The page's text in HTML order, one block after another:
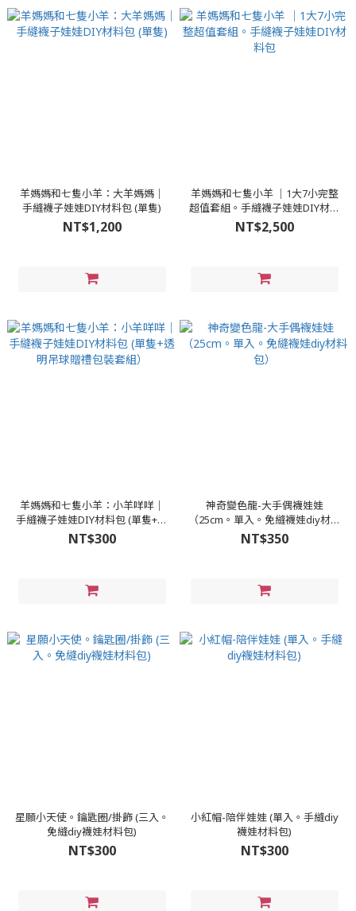
羊媽媽和七隻小羊：大羊媽媽│
手縫襪子娃娃DIY材料包 (單隻)
NT$1,200
羊媽媽和七隻小羊 │1大7小完整
超值套組。手縫襪子娃娃DIY材料
包
NT$2,500
羊媽媽和七隻小羊：小羊咩咩│
手縫襪子娃娃DIY材料包 (單隻+透
明吊球贈禮包裝套組）
NT$300
神奇變色龍-大手偶襪娃娃
（25cm。單入。免縫襪娃diy材料
包）
NT$350
星願小天使。鑰匙圈/掛飾 (三入。
免縫diy襪娃材料包)
NT$300
小紅帽-陪伴娃娃 (單入。手縫diy
襪娃材料包)
NT$300